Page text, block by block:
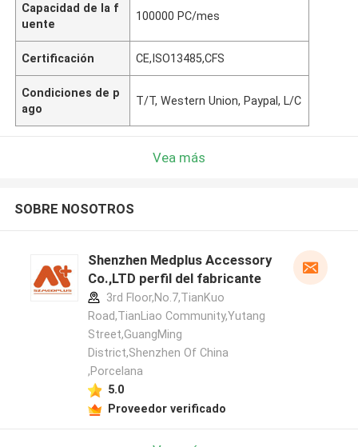
Capacidad de la f
uente
100000 PC/mes
Certificación CE,ISO13485,CFS
Condiciones de p
ago
T/T, Western Union, Paypal, L/C
Vea más
SOBRE NOSOTROS
Shenzhen Medplus Accessory
Co.,LTD perfil del fabricante
3rd Floor,No.7,TianKuo
Road,TianLiao Community,Yutang
Street,GuangMing
District,Shenzhen Of China
,Porcelana
5.0
Proveedor verificado